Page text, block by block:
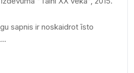
sapnis ir noskaidrot īsto